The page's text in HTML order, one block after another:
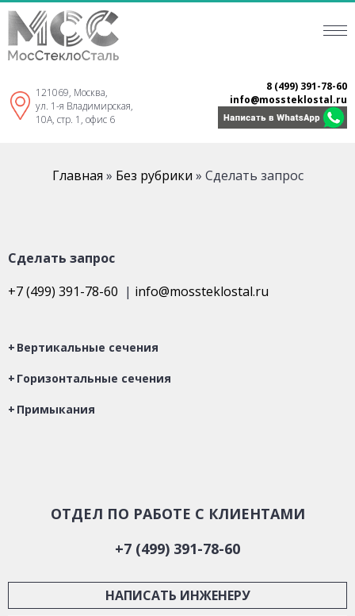
121069, Москва,
ул. 1-я Владимирская,
10А, стр. 1, офис 6
8 (499) 391-78-60
info@mossteklostal.ru
Главная » Без рубрики » Сделать запрос
Сделать запрос
+7 (499) 391-78-60 | info@mossteklostal.ru
Вертикальные сечения
Горизонтальные сечения
Примыкания
ОТДЕЛ ПО РАБОТЕ С КЛИЕНТАМИ
+7 (499) 391-78-60
НАПИСАТЬ ИНЖЕНЕРУ